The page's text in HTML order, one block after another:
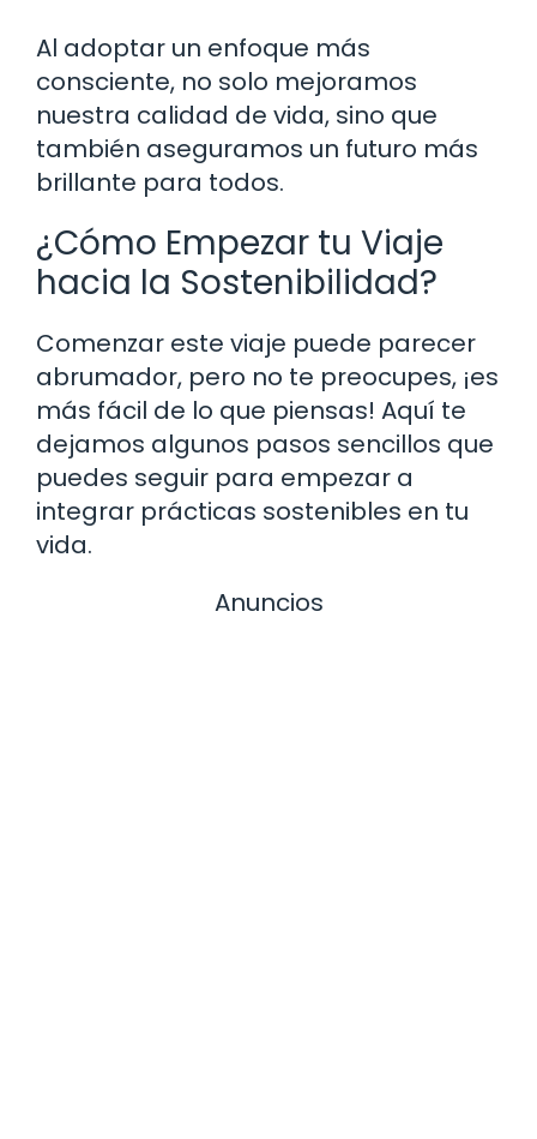
Al adoptar un enfoque más
consciente, no solo mejoramos
nuestra calidad de vida, sino que
también aseguramos un futuro más
brillante para todos.
¿Cómo Empezar tu Viaje
hacia la Sostenibilidad?
Comenzar este viaje puede parecer
abrumador, pero no te preocupes, ¡es
más fácil de lo que piensas! Aquí te
dejamos algunos pasos sencillos que
puedes seguir para empezar a
integrar prácticas sostenibles en tu
vida.
Anuncios